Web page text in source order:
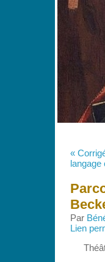
«
langage
Par
Lien